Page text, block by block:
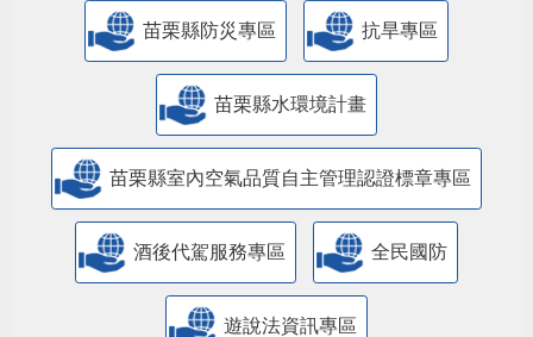
苗栗縣防災專區 抗旱專區
苗栗縣水環境計畫
苗栗縣室內空氣品質自主管理認證標章專區
酒後代駕服務專區 全民國防
遊說法資訊專區